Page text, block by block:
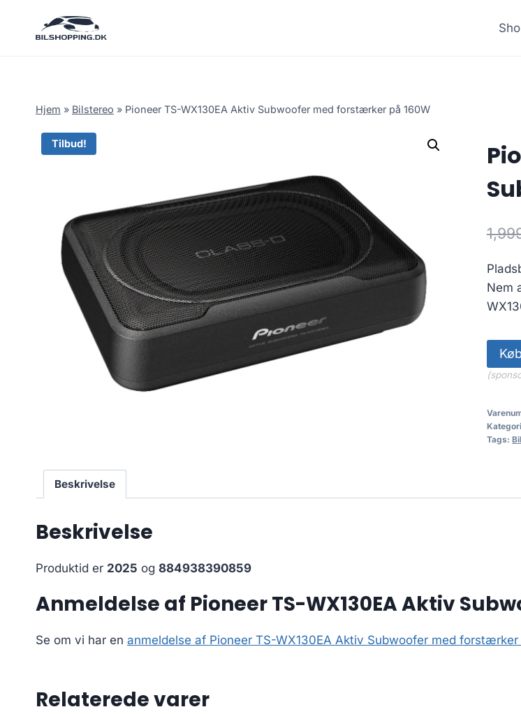
Hjem » Bilstereo » Pioneer TS-WX130EA Aktiv Subwoofer med forstærker på 160W
Tilbud!
Nem
Tags:
Beskrivelse
Beskrivelse
Produktid er 2025 og 884938390859
Anmeldelse af Pioneer TS-WX130EA Aktiv
Se om vi har en anmeldelse af Pioneer TS-WX130EA Aktiv Subwoofer med forstærker
Relaterede varer